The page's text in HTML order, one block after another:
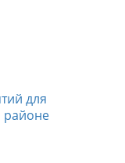
для
районе